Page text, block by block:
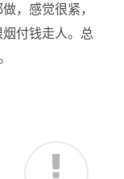
，感觉很紧，
付钱走人。总